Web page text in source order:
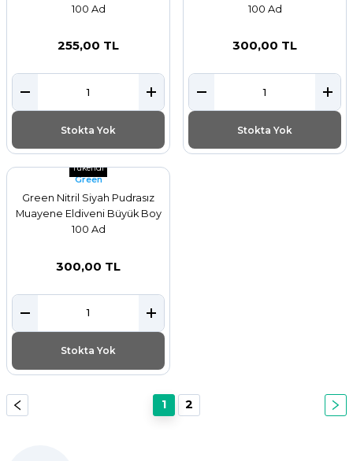
100 Ad
255,00 TL
Stokta Yok
100 Ad
300,00 TL
Stokta Yok
Tükendi
Green
Green Nitril Siyah Pudrasız
Muayene Eldiveni Büyük Boy
100 Ad
300,00 TL
Stokta Yok
1 2